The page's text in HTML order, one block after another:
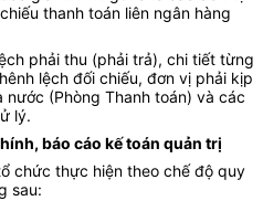
thanh toán liên ngân hàng
phải thu (phải trả), chi tiết từng
lệch đối chiếu, đơn vị phải kịp
nước (Phòng Thanh toán) và các
lý.
báo cáo kế toán quản trị
chức thực hiện theo chế độ quy
sau: